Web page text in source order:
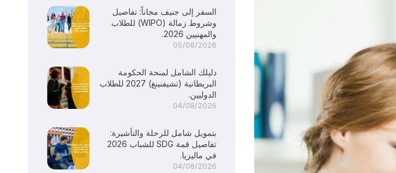
السفر إلى جنيف مجاناً: تفاصيل
وشروط زمالة (WIPO) للطلاب
والمهنيين 2026.
05/08/2026
دليلك الشامل لمنحة الحكومة
البريطانية (تشيفنينغ) 2027 للطلاب
الدوليين.
04/08/2026
بتمويل شامل للرحلة والتأشيرة:
تفاصيل قمة SDG للشباب 2026
في ماليزيا.
04/08/2026